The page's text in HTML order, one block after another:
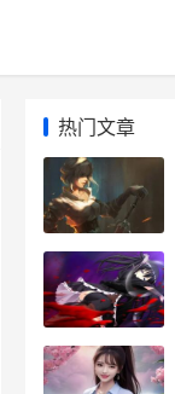
热门文章